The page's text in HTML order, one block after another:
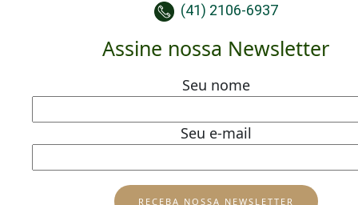
(41) 2106-6937
Assine nossa Newsletter
Seu nome
Seu e-mail